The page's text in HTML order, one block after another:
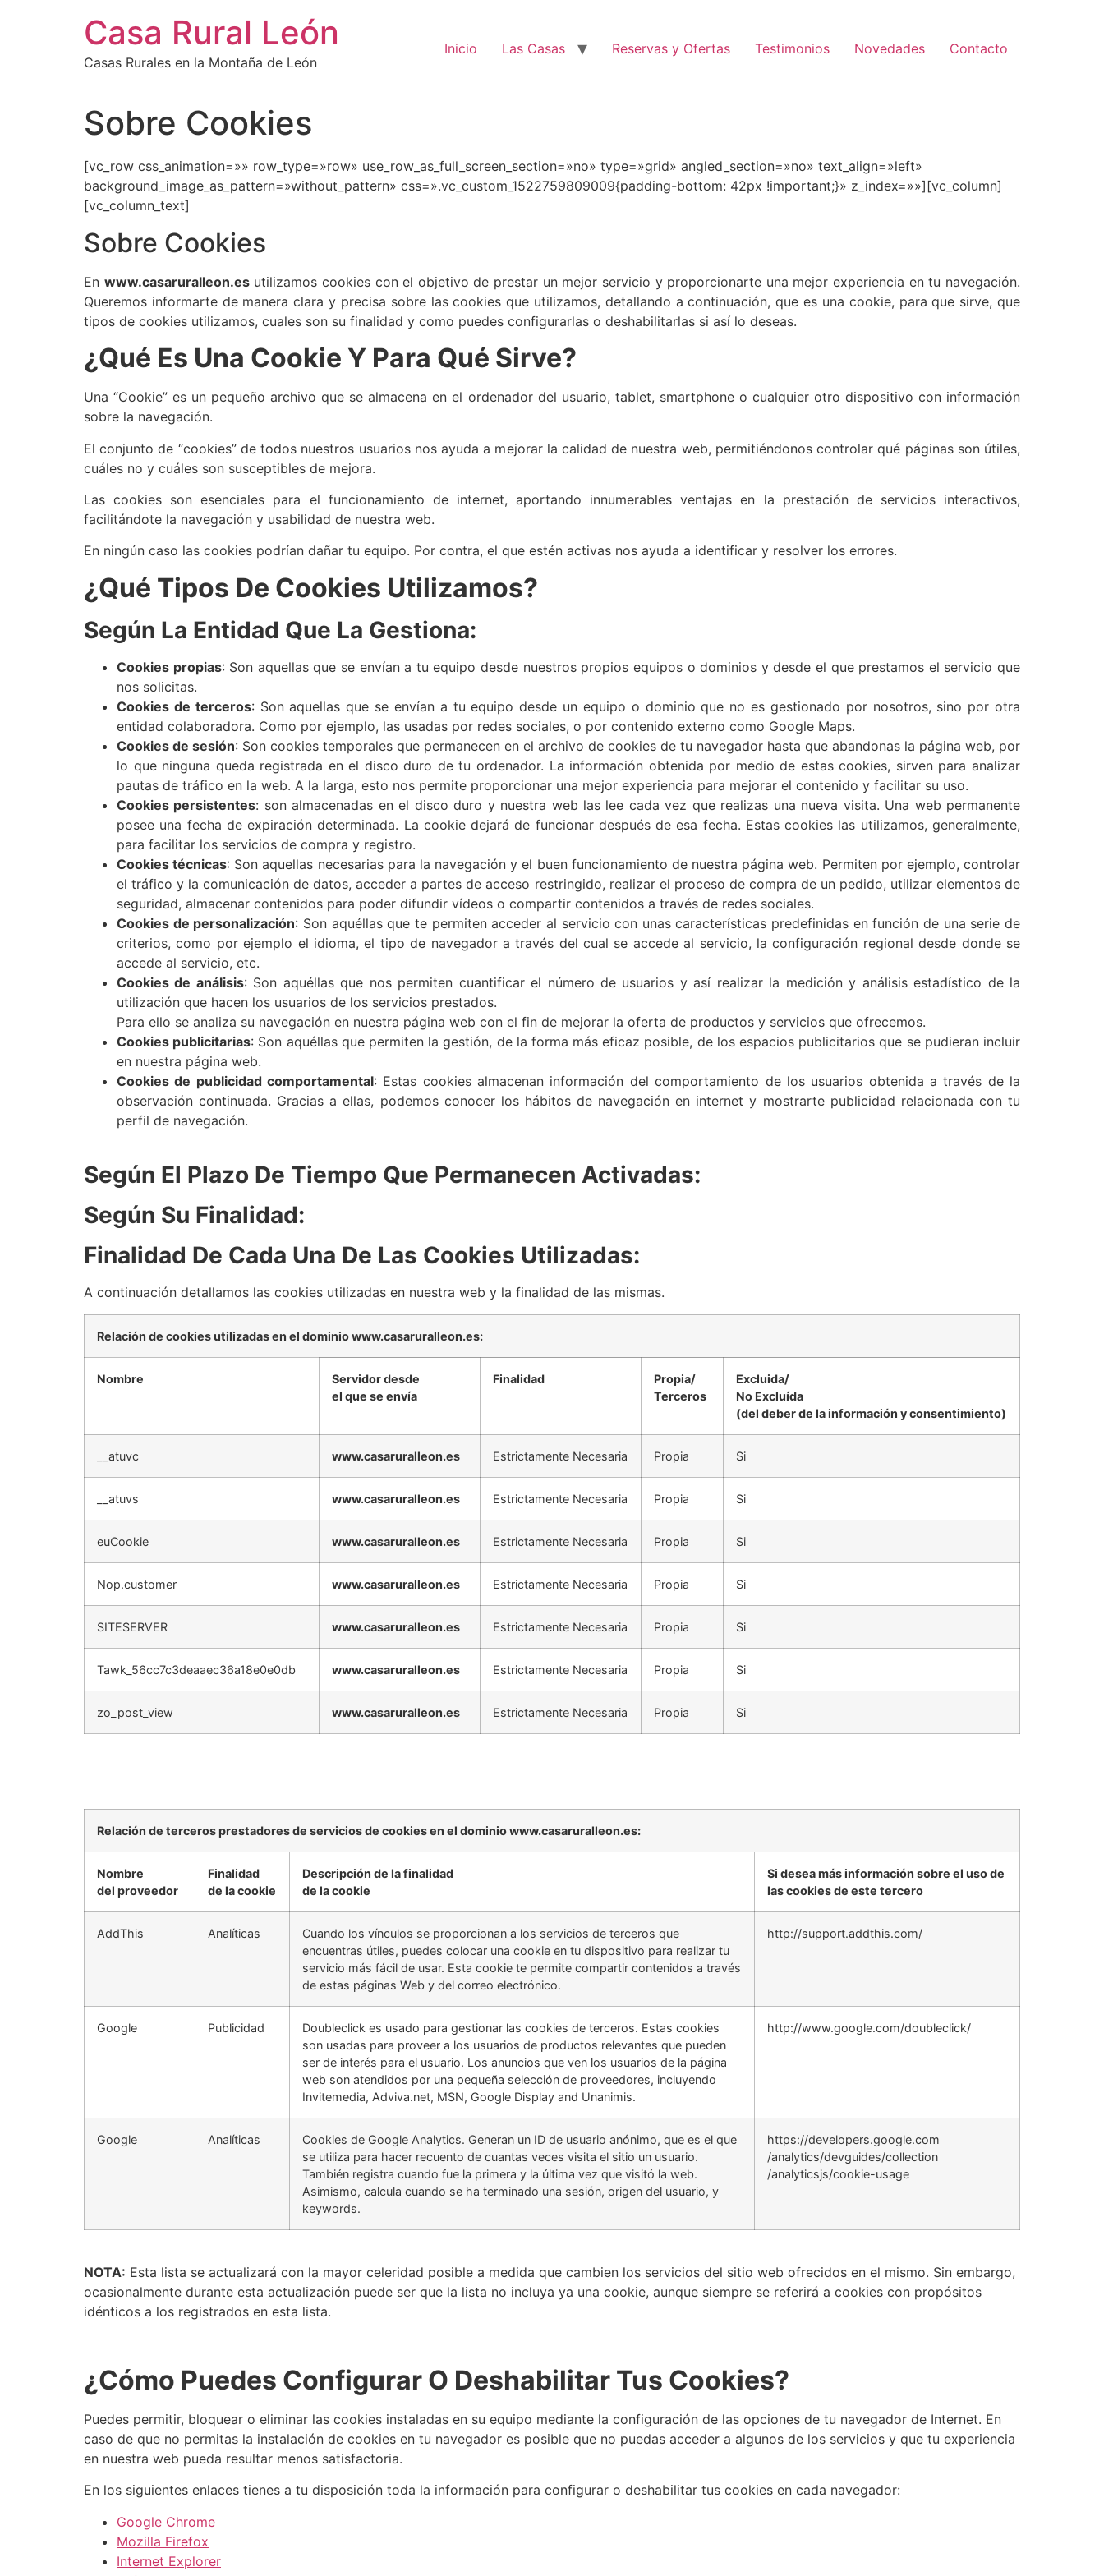
Casa Rural León
Casas Rurales en la Montaña de León
Inicio Las Casas Reservas y Ofertas Testimonios Novedades Contacto
Sobre Cookies
[vc_row css_animation=»» row_type=»row» use_row_as_full_screen_section=»no» type=»grid» angled_section=»no» text_align=»left»
background_image_as_pattern=»without_pattern» css=».vc_custom_1522759809009{padding-bottom: 42px !important;}» z_index=»»][vc_column]
[vc_column_text]
Sobre Cookies
En www.casaruralleon.esutilizamos cookies con el objetivo de prestar un mejor servicio y proporcionarte una mejor experiencia en tu navegación.
Queremos informarte de manera clara y precisa sobre las cookies que utilizamos, detallando a continuación, que es una cookie, para que sirve, que
tipos de cookies utilizamos, cuales son su finalidad y como puedes configurarlas o deshabilitarlas si así lo deseas.
¿Qué Es Una Cookie Y Para Qué Sirve?
Una “Cookie” es un pequeño archivo que se almacena en el ordenador del usuario, tablet, smartphone o cualquier otro dispositivo con información
sobre la navegación.
El conjunto de “cookies” de todos nuestros usuarios nos ayuda a mejorar la calidad de nuestra web, permitiéndonos controlar qué páginas son útiles,
cuáles no y cuáles son susceptibles de mejora.
Las cookies son esenciales para el funcionamiento de internet, aportando innumerables ventajas en la prestación de servicios interactivos,
facilitándote la navegación y usabilidad de nuestra web.
En ningún caso las cookies podrían dañar tu equipo. Por contra, el que estén activas nos ayuda a identificar y resolver los errores.
¿Qué Tipos De Cookies Utilizamos?
Según La Entidad Que La Gestiona:
Cookies propias: Son aquellas que se envían a tu equipo desde nuestros propios equipos o dominios y desde el que prestamos el servicio que
nos solicitas.
Cookies de terceros: Son aquellas que se envían a tu equipo desde un equipo o dominio que no es gestionado por nosotros, sino por otra
entidad colaboradora. Como por ejemplo, las usadas por redes sociales, o por contenido externo como Google Maps.
Cookies de sesión: Son cookies temporales que permanecen en el archivo de cookies de tu navegador hasta que abandonas la página web, por
lo que ninguna queda registrada en el disco duro de tu ordenador. La información obtenida por medio de estas cookies, sirven para analizar
pautas de tráfico en la web. A la larga, esto nos permite proporcionar una mejor experiencia para mejorar el contenido y facilitar su uso.
Cookies persistentes: son almacenadas en el disco duro y nuestra web las lee cada vez que realizas una nueva visita. Una web permanente
posee una fecha de expiración determinada. La cookie dejará de funcionar después de esa fecha. Estas cookies las utilizamos, generalmente,
para facilitar los servicios de compra y registro.
Cookies técnicas: Son aquellas necesarias para la navegación y el buen funcionamiento de nuestra página web. Permiten por ejemplo, controlar
el tráfico y la comunicación de datos, acceder a partes de acceso restringido, realizar el proceso de compra de un pedido, utilizar elementos de
seguridad, almacenar contenidos para poder difundir vídeos o compartir contenidos a través de redes sociales.
Cookies de personalización: Son aquéllas que te permiten acceder al servicio con unas características predefinidas en función de una serie de
criterios, como por ejemplo el idioma, el tipo de navegador a través del cual se accede al servicio, la configuración regional desde donde se
accede al servicio, etc.
Cookies de análisis: Son aquéllas que nos permiten cuantificar el número de usuarios y así realizar la medición y análisis estadístico de la
utilización que hacen los usuarios de los servicios prestados.
Para ello se analiza su navegación en nuestra página web con el fin de mejorar la oferta de productos y servicios que ofrecemos.
Cookies publicitarias: Son aquéllas que permiten la gestión, de la forma más eficaz posible, de los espacios publicitarios que se pudieran incluir
en nuestra página web.
Cookies de publicidad comportamental: Estas cookies almacenan información del comportamiento de los usuarios obtenida a través de la
observación continuada. Gracias a ellas, podemos conocer los hábitos de navegación en internet y mostrarte publicidad relacionada con tu
perfil de navegación.
Según El Plazo De Tiempo Que Permanecen Activadas:
Según Su Finalidad:
Finalidad De Cada Una De Las Cookies Utilizadas:
A continuación detallamos las cookies utilizadas en nuestra web y la finalidad de las mismas.
Relación de cookies utilizadas en el dominio www.casaruralleon.es:
Nombre
Servidor desde
el que se envía
Finalidad
Propia/
Terceros
Excluida/
No Excluída
(del deber de la información y consentimiento)
__atuvc www.casaruralleon.es Estrictamente Necesaria Propia Si
__atuvs www.casaruralleon.es Estrictamente Necesaria Propia Si
euCookie www.casaruralleon.es Estrictamente Necesaria Propia Si
Nop.customer www.casaruralleon.es Estrictamente Necesaria Propia Si
SITESERVER www.casaruralleon.es Estrictamente Necesaria Propia Si
Tawk_56cc7c3deaaec36a18e0e0db www.casaruralleon.es Estrictamente Necesaria Propia Si
zo_post_view www.casaruralleon.es Estrictamente Necesaria Propia Si
Relación de terceros prestadores de servicios de cookies en el dominio www.casaruralleon.es:
Nombre
del proveedor
Finalidad
de la cookie
Descripción de la finalidad
de la cookie
Si desea más información sobre el uso de
las cookies de este tercero
AddThis Analíticas
Cuando los vínculos se proporcionan a los servicios de terceros que
encuentras útiles, puedes colocar una cookie en tu dispositivo para realizar tu
servicio más fácil de usar. Esta cookie te permite compartir contenidos a través
de estas páginas Web y del correo electrónico.
http://support.addthis.com/
Google Publicidad
Doubleclick es usado para gestionar las cookies de terceros. Estas cookies
son usadas para proveer a los usuarios de productos relevantes que pueden
ser de interés para el usuario. Los anuncios que ven los usuarios de la página
web son atendidos por una pequeña selección de proveedores, incluyendo
Invitemedia, Adviva.net, MSN, Google Display and Unanimis.
http://www.google.com/doubleclick/
Google Analíticas
Cookies de Google Analytics. Generan un ID de usuario anónimo, que es el que
se utiliza para hacer recuento de cuantas veces visita el sitio un usuario.
También registra cuando fue la primera y la última vez que visitó la web.
Asimismo, calcula cuando se ha terminado una sesión, origen del usuario, y
keywords.
https://developers.google.com
/analytics/devguides/collection
/analyticsjs/cookie-usage
NOTA: Esta lista se actualizará con la mayor celeridad posible a medida que cambien los servicios del sitio web ofrecidos en el mismo. Sin embargo,
ocasionalmente durante esta actualización puede ser que la lista no incluya ya una cookie, aunque siempre se referirá a cookies con propósitos
idénticos a los registrados en esta lista.
¿Cómo Puedes Configurar O Deshabilitar Tus Cookies?
Puedes permitir, bloquear o eliminar las cookies instaladas en su equipo mediante la configuración de las opciones de tu navegador de Internet. En
caso de que no permitas la instalación de cookies en tu navegador es posible que no puedas acceder a algunos de los servicios y que tu experiencia
en nuestra web pueda resultar menos satisfactoria.
En los siguientes enlaces tienes a tu disposición toda la información para configurar o deshabilitar tus cookies en cada navegador:
Google Chrome
Mozilla Firefox
Internet Explorer